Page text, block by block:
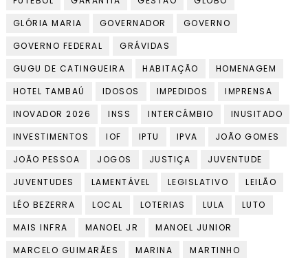
GLÓRIA MARIA
GOVERNADOR
GOVERNO
GOVERNO FEDERAL
GRÁVIDAS
GUGU DE CATINGUEIRA
HABITAÇÃO
HOMENAGEM
HOTEL TAMBAÚ
IDOSOS IMPEDIDOS
IMPRENSA
INOVADOR 2026
INSS INTERCÂMBIO
INUSITADO
INVESTIMENTOS
IOF IPTU IPVA
JOÃO GOMES
JOÃO PESSOA
JOGOS JUSTIÇA
JUVENTUDE
JUVENTUDES
LAMENTÁVEL LEGISLATIVO
LEILÃO
LÉO BEZERRA
LOCAL LOTERIAS LULA
LUTO
MAIS INFRA
MANOEL JR
MANOEL JUNIOR
MARCELO GUIMARÃES
MARINA
MARTINHO